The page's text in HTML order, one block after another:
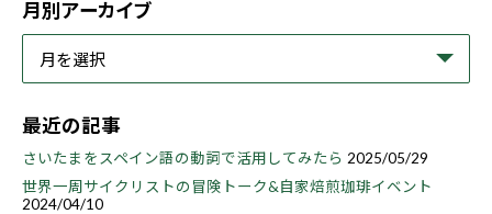
月別アーカイブ
最近の記事
さいたまをスペイン語の動詞で活用してみたら 2025/05/29
世界一周サイクリストの冒険トーク&自家焙煎珈琲イベント
2024/04/10